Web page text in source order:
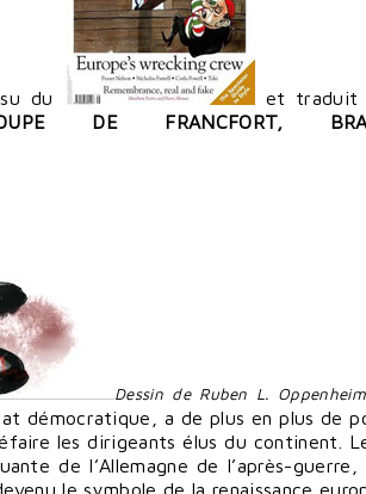
du et traduit
DE FRANCFORT,
Dessin de Ruben L.
démocratique, a de plus en plus de
les dirigeants élus du continent.
de l’Allemagne de l’après-
le symbole de la renaissance